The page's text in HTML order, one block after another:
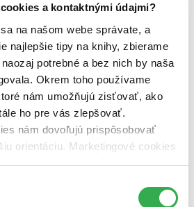
a kontaktnými údajmi?
na našom webe správate, a
najlepšie tipy na knihy, zbierame
potrebné a bez nich by naša
Okrem toho používame
nám umožňujú zisťovať, ako
ho pre vás zlepšovať.
nám dovoľujú prispôsobovať
orientáciu. Marketingové cookies
relevantnej reklamy.
mohli používať všetky tieto